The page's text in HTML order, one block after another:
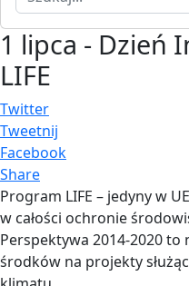
1 lipca - Dzień
LIFE
Twitter
Tweetnij
Facebook
Share
Program LIFE – jedyny w
w całości ochronie
Perspektywa 2014-2020 to
środków na projekty